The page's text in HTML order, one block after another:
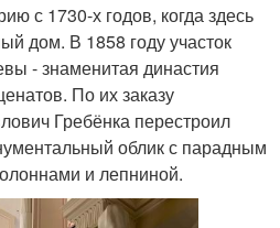
с 1730-х годов, когда здесь
дом. В 1858 году участок
- знаменитая династия
По их заказу
Гребёнка перестроил
облик с парадным
и лепниной.